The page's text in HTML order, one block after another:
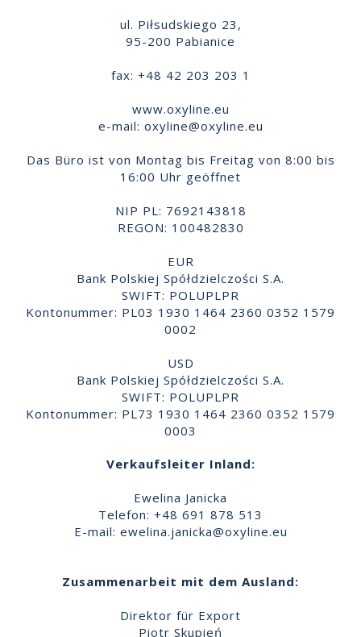
ul. Piłsudskiego 23,
95-200 Pabianice
fax: +48 42 203 203 1
www.oxyline.eu
e-mail: oxyline@oxyline.eu
Das Büro ist von Montag bis Freitag von 8:00 bis
16:00 Uhr geöffnet
NIP PL: 7692143818
REGON: 100482830
EUR
Bank Polskiej Spółdzielczości S.A.
SWIFT: POLUPLPR
Kontonummer: PL03 1930 1464 2360 0352 1579
0002
USD
Bank Polskiej Spółdzielczości S.A.
SWIFT: POLUPLPR
Kontonummer: PL73 1930 1464 2360 0352 1579
0003
Verkaufsleiter Inland:
Ewelina Janicka
Telefon: +48 691 878 513
E-mail: ewelina.janicka@oxyline.eu
Zusammenarbeit mit dem Ausland:
Direktor für Export
Piotr Skupień